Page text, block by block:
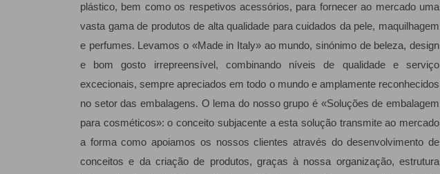
plástico, bem como os respetivos acessórios, para fornecer ao mercado uma
vasta gama de produtos de alta qualidade para cuidados da pele, maquilhagem
e perfumes. Levamos o «Made in Italy» ao mundo, sinónimo de beleza, design
e bom gosto irrepreensível, combinando níveis de qualidade e serviço
excecionais, sempre apreciados em todo o mundo e amplamente reconhecidos
no setor das embalagens. O lema do nosso grupo é «Soluções de embalagem
para cosméticos»: o conceito subjacente a esta solução transmite ao mercado
a forma como apoiamos os nossos clientes através do desenvolvimento de
conceitos e da criação de produtos, graças à nossa organização, estrutura